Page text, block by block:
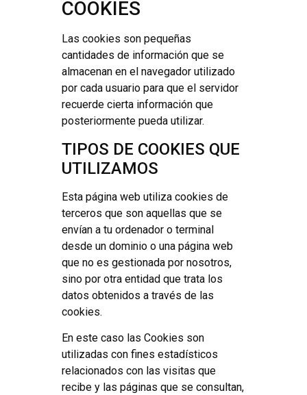
COOKIES
Las cookies son pequeñas
cantidades de información que se
almacenan en el navegador utilizado
por cada usuario para que el servidor
recuerde cierta información que
posteriormente pueda utilizar.
TIPOS DE COOKIES QUE
UTILIZAMOS
Esta página web utiliza cookies de
terceros que son aquellas que se
envían a tu ordenador o terminal
desde un dominio o una página web
que no es gestionada por nosotros,
sino por otra entidad que trata los
datos obtenidos a través de las
cookies.
En este caso las Cookies son
utilizadas con fines estadísticos
relacionados con las visitas que
recibe y las páginas que se consultan,